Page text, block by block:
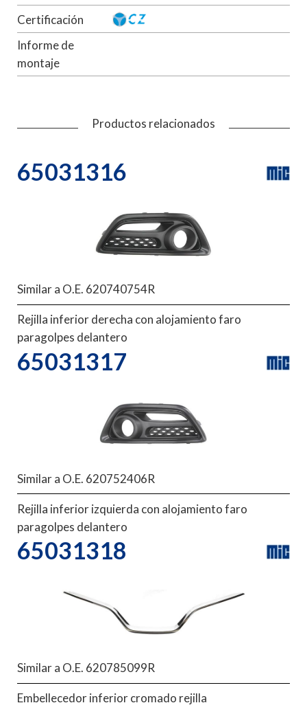
Certificación
Informe de
montaje
Productos relacionados
65031316
Similar a O.E. 620740754R
Rejilla inferior derecha con alojamiento faro
paragolpes delantero
65031317
Similar a O.E. 620752406R
Rejilla inferior izquierda con alojamiento faro
paragolpes delantero
65031318
Similar a O.E. 620785099R
Embellecedor inferior cromado rejilla